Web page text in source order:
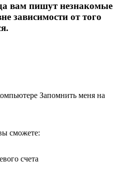
вам пишут незнакомые
зависимости от того
Запомнить меня на
сможете:
счета